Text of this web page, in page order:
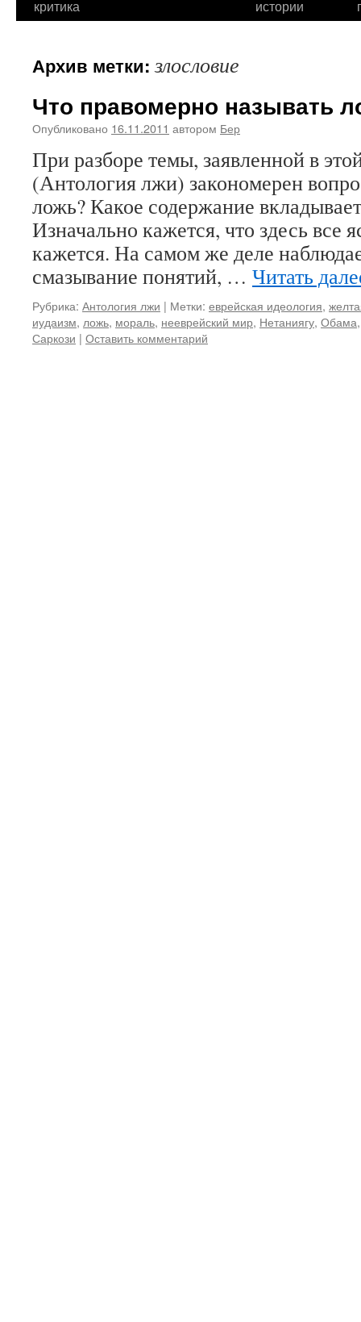
критика
истории
Архив метки:злословие
Что правомерно называть
Опубликовано 16.11.2011 автором Бер
При разборе темы, заявленной в
(Антология лжи) закономерен
ложь? Какое содержание
Изначально кажется, что здесь все
кажется. На самом же деле
смазывание понятий, … Читать
Рубрика: Антология лжи | Метки: еврейская идеология,
иудаизм, ложь, мораль, нееврейский мир, Нетаниягу, Обама
Саркози | Оставить комментарий